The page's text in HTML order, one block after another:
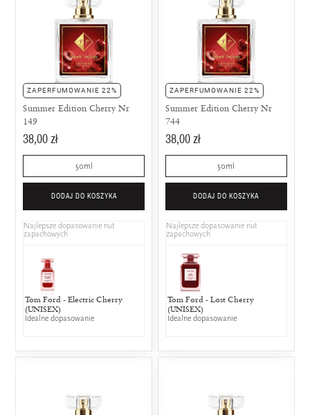
ZAPERFUMOWANIE 22%
Summer Edition Cherry Nr
149
38,00 zł
50ml
DODAJ DO KOSZYKA
Najlepsze dopasowanie nut
zapachowych
Tom Ford - Electric Cherry
(UNISEX)
Idealne dopasowanie
ZAPERFUMOWANIE 22%
Summer Edition Cherry Nr
744
38,00 zł
50ml
DODAJ DO KOSZYKA
Najlepsze dopasowanie nut
zapachowych
Tom Ford - Lost Cherry
(UNISEX)
Idealne dopasowanie